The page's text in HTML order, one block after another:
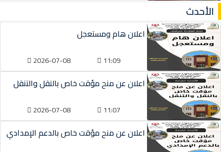
الأحدث
اعلان هام ومستعجل
11:09
2026-07-08
اعلان عن منح مؤقت خاص بالنقل والتنقل
11:07
2026-07-08
اعلان عن منح مؤقت خاص بالدعم الإمدادي